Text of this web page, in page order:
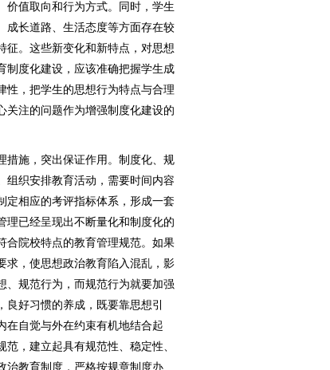
价值取向和行为方式。同时，学生
成长道路、生活态度等方面存在较
征。这些新变化和新特点，对思想
制度化建设，应该准确把握学生成
性，把学生的思想行为特点与合理
关注的问题作为增强制度化建设的
施，突出保证作用。制度化、规
组织安排教育活动，需要时间内容
定相应的考评指标体系，形成一套
理已经呈现出不断量化和制度化的
合院校特点的教育管理规范。如果
求，使思想政治教育陷入混乱，影
、规范行为，而规范行为就要加强
好习惯的养成，既要靠思想引
在自觉与外在约束有机地结合起
，建立起具有规范性、稳定性、
治教育制度，严格按规章制度办